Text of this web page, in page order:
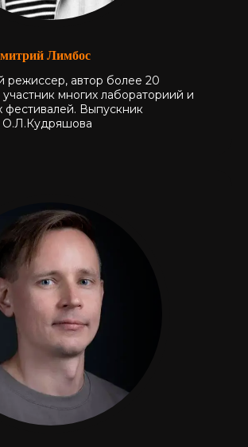
Лимбос
режиссер, автор более 20
участник многих лабораториий и
фестивалей. Выпускник
О.Л.Кудряшова
среда
месяц
занятия